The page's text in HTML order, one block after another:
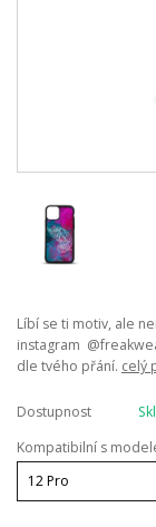
Líbí se ti motiv, ale
instagram
dle tvého přání. celý
Dostupnost
Kompatibilní s